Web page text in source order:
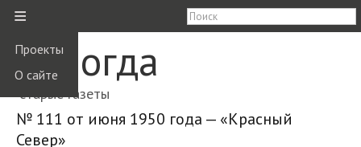
≡
Проекты
О сайте
Вологда
старые газеты
№ 111 от июня 1950 года — «Красный
Север»